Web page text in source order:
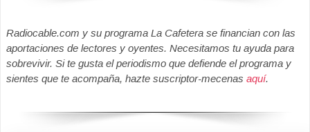
Radiocable.com y su programa La Cafetera se financian con las
aportaciones de lectores y oyentes. Necesitamos tu ayuda para
sobrevivir. Si te gusta el periodismo que defiende el programa y
sientes que te acompaña, hazte suscriptor-mecenas aquí.